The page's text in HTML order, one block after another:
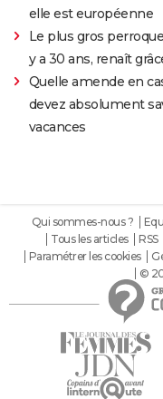
elle est européenne
Le plus gros
y a 30 ans, renaît
Quelle amende en
devez absolument
vacances
Qui sommes-nous ?
Tous les articles
RSS
Paramétrer les cookies
©